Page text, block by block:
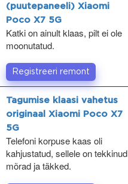
(puutepaneeli) Xiaomi
Poco X7 5G
Katki on ainult klaas, pilt ei ole
moonutatud.
Registreeri remont
Tagumise klaasi vahetus
originaal Xiaomi Poco X7
5G
Telefoni korpuse kaas oli
kahjustatud, sellele on tekkinud
mõrad ja täkked.